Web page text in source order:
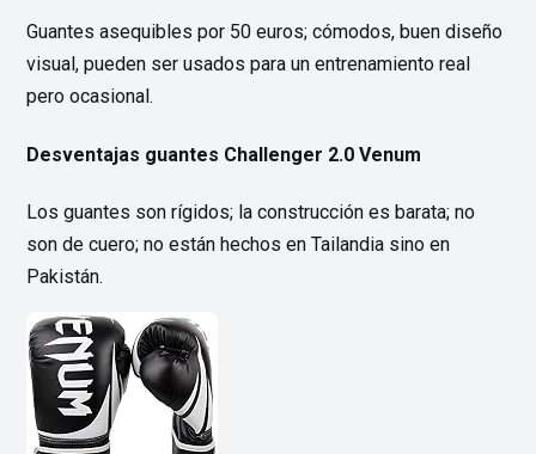
Guantes asequibles por 50 euros; cómodos, buen diseño
visual, pueden ser usados para un entrenamiento real
pero ocasional.
Desventajas guantes Challenger 2.0 Venum
Los guantes son rígidos; la construcción es barata; no
son de cuero; no están hechos en Tailandia sino en
Pakistán.